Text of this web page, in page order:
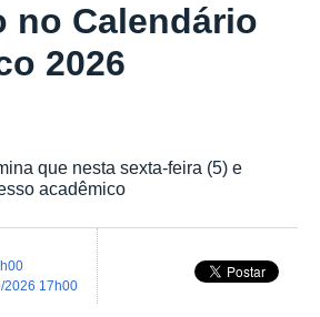
no Calendário
2026
que nesta sexta-feira (5) e
acadêmico
2026 17h00